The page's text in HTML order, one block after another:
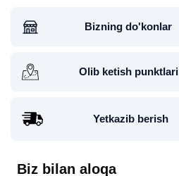
Bizning do'konlar
Olib ketish punktlari
Yetkazib berish
Biz bilan aloqa